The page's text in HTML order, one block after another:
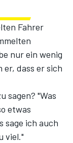
Fahrer
nur ein wenig
dass er sich
sagen? "Was
etwas
sage ich auch
viel."